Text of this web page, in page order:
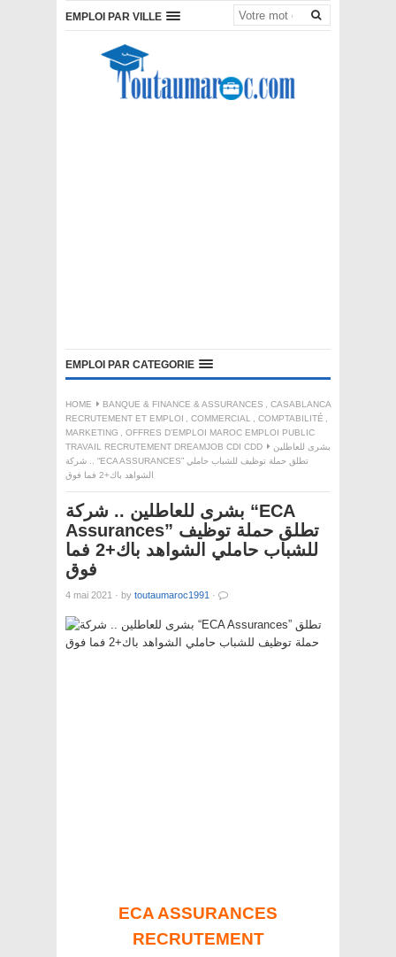
EMPLOI PAR VILLE
EMPLOI PAR CATEGORIE
HOME BANQUE & FINANCE & ASSURANCES , CASABLANCA
RECRUTEMENT ET EMPLOI , COMMERCIAL , COMPTABILITÉ ,
MARKETING , OFFRES D'EMPLOI MAROC EMPLOI PUBLIC
TRAVAIL RECRUTEMENT DREAMJOB CDI CDD
بشرى للعاطلين
.. شركة “ECA ASSURANCES” تطلق حملة توظيف للشباب حاملي
الشواهد باك+2 فما فوق
بشرى للعاطلين .. شركة “ECA
Assurances” تطلق حملة توظيف
للشباب حاملي الشواهد باك+2 فما
فوق
4 mai 2021 · by toutaumaroc1991 ·
ECA ASSURANCES
RECRUTEMENT